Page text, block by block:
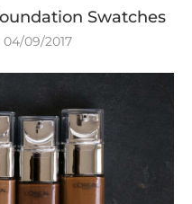
Swatches
04/09/2017